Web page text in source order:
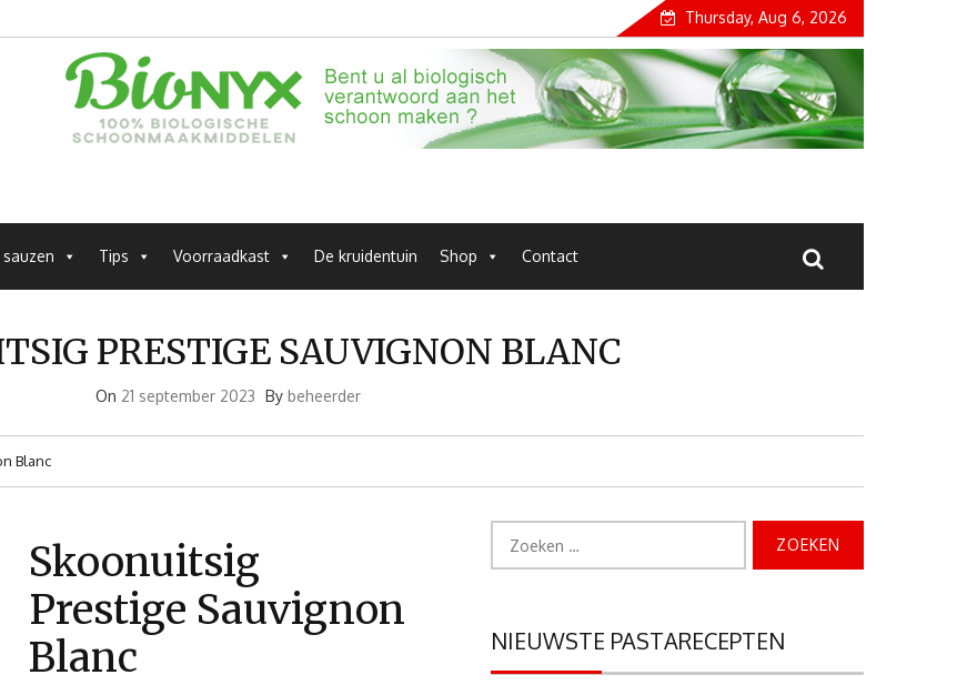
Thursday, Aug 6, 2026
Tips Voorraadkast De kruidentuin Shop Contact
PRESTIGE SAUVIGNON BLANC
On 21 september 2023 By beheerder
Blanc
Skoonuitsig
Prestige Sauvignon
Blanc
NIEUWSTE PASTARECEPTEN